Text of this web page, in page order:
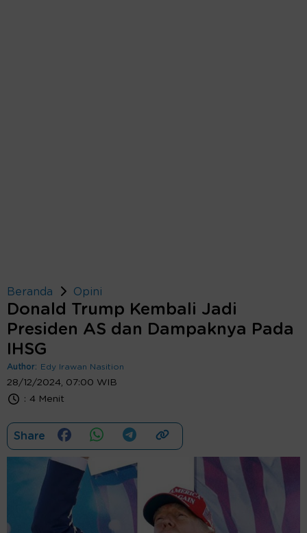
Beranda Opini
Donald Trump Kembali Jadi
Presiden AS dan Dampaknya Pada
IHSG
Author: Edy Irawan Nasition
28/12/2024, 07:00 WIB
: 4 Menit
Share